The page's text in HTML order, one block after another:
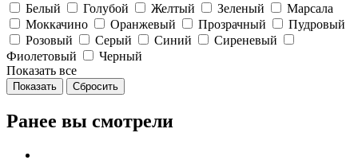
Белый
Голубой Желтый Зеленый
Марсала
Моккачино
Оранжевый Прозрачный
Пудровый
Розовый
Серый Синий
Сиреневый
Фиолетовый
Черный
Показать все
Сбросить
Ранее вы смотрели